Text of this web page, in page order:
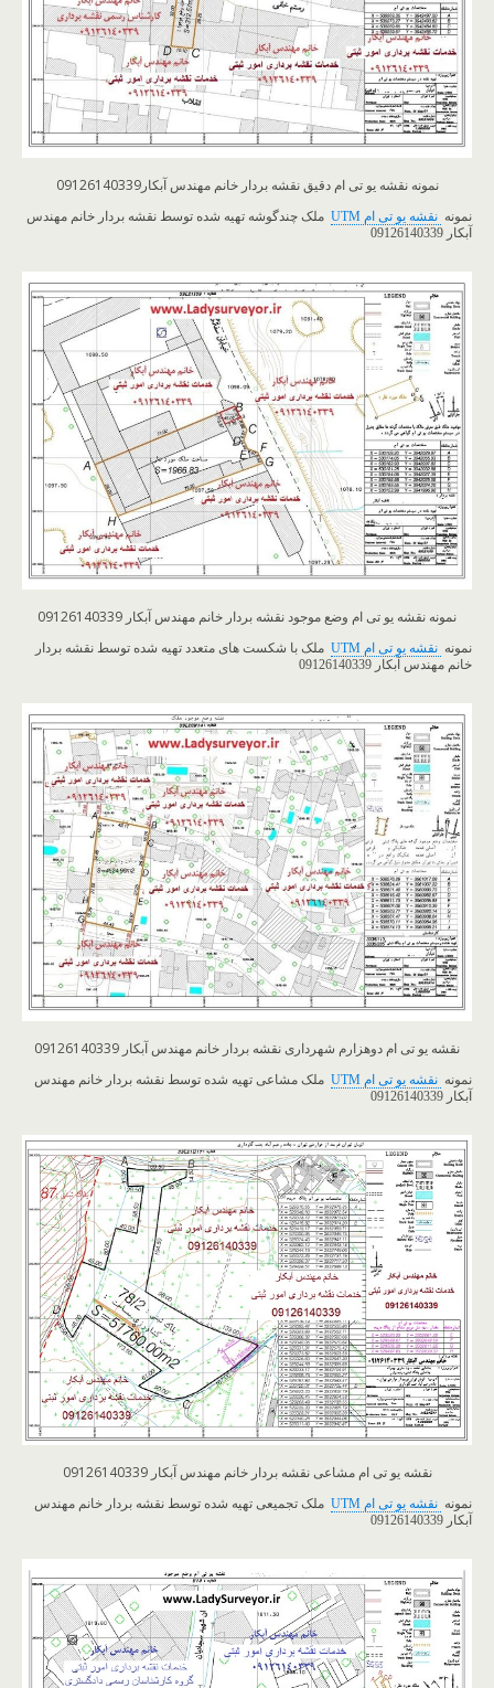
نمونه نقشه یو تی ام دقیق نقشه بردار خانم مهندس آبکار09126140339
نمونه نقشه یو تی ام UTM
ملک چندگوشه تهیه شده توسط نقشه بردار خانم مهندس
آبکار 09126140339
نمونه نقشه یو تی ام وضع موجود نقشه بردار خانم مهندس آبکار 09126140339
​نمونه نقشه یو تی ام UTM
ملک با شکست های متعدد تهیه شده توسط نقشه بردار
خانم مهندس آبکار 09126140339
نقشه یو تی ام دوهزارم شهرداری نقشه بردار خانم مهندس آبکار 09126140339
نمونه نقشه یو تی ام UTM
ملک مشاعی تهیه شده توسط نقشه بردار خانم مهندس
آبکار 09126140339
نقشه یو تی ام مشاعی نقشه بردار خانم مهندس آبکار 09126140339
​نمونه نقشه یو تی ام UTM
ملک تجمیعی تهیه شده توسط نقشه بردار خانم مهندس
آبکار 09126140339